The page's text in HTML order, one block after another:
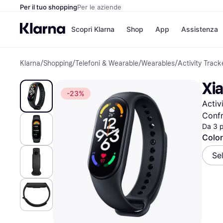
Per il tuo shoppingPer le aziende
Scopri Klarna
Opzioni di
Paga dopo 30 giorni
Finanziamento
Shop
Negozi
Unieuro
Media
eBay
Zalando
Elenco negozi
App Assistenza
Klarna/Shopping/Telefoni & Wearable/Wearables/Activity
-23%
Da 3